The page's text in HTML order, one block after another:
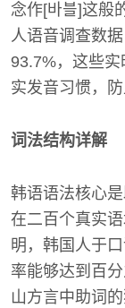
念作[바블]这般
人语音调查数
93.7%，这些
实发音习惯，
词法结构详解
韩语语法核心是
在二百个真实
明，韩国人于
率能够达到百
山方言中助词